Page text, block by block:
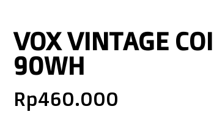
VOX VINTAGE
90WH
Rp460.000